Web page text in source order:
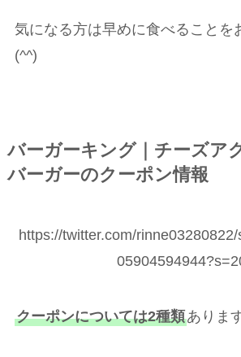
気になる方は早めに食べることを
(^^)
バーガーキング｜チーズア
バーガーのクーポン情報
https://twitter.com/
クーポンについては2種類ありま